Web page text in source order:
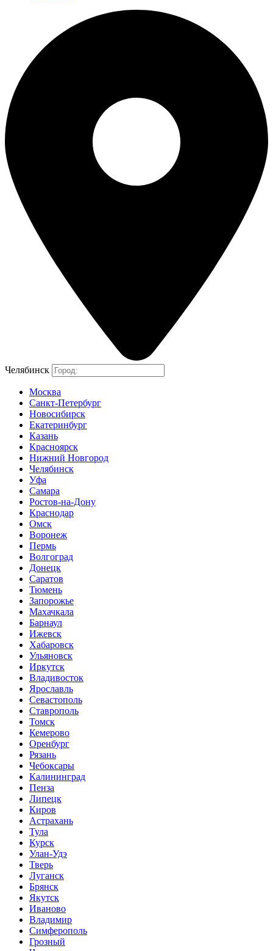
Челябинск
Москва
Санкт-Петербург
Новосибирск
Екатеринбург
Казань
Красноярск
Нижний Новгород
Челябинск
Уфа
Самара
Ростов-на-Дону
Краснодар
Омск
Воронеж
Пермь
Волгоград
Донецк
Саратов
Тюмень
Запорожье
Махачкала
Барнаул
Ижевск
Хабаровск
Ульяновск
Иркутск
Владивосток
Ярославль
Севастополь
Ставрополь
Томск
Кемерово
Оренбург
Рязань
Чебоксары
Калининград
Пенза
Липецк
Киров
Астрахань
Тула
Курск
Улан-Удэ
Тверь
Луганск
Брянск
Якутск
Иваново
Владимир
Симферополь
Грозный